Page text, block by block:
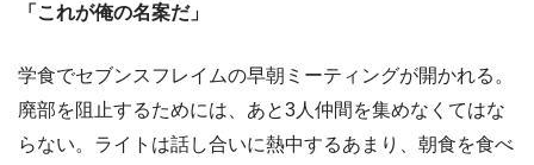
「これが俺の名案だ」
学食でセブンスフレイムの早朝ミーティングが開かれる。
廃部を阻止するためには、あと3人仲間を集めなくてはな
らない。ライトは話し合いに熱中するあまり、朝食を食べ